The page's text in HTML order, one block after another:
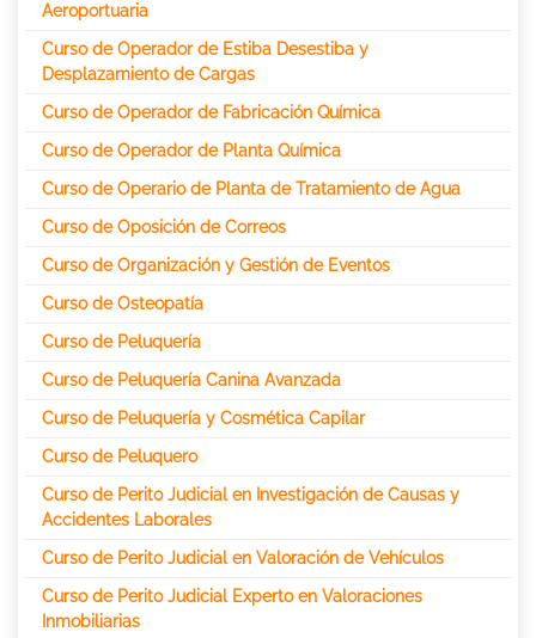
Aeroportuaria
Curso de Operador de Estiba Desestiba y
Desplazamiento de Cargas
Curso de Operador de Fabricación Química
Curso de Operador de Planta Química
Curso de Operario de Planta de Tratamiento de Agua
Curso de Oposición de Correos
Curso de Organización y Gestión de Eventos
Curso de Osteopatía
Curso de Peluquería
Curso de Peluquería Canina Avanzada
Curso de Peluquería y Cosmética Capilar
Curso de Peluquero
Curso de Perito Judicial en Investigación de Causas y
Accidentes Laborales
Curso de Perito Judicial en Valoración de Vehículos
Curso de Perito Judicial Experto en Valoraciones
Inmobiliarias